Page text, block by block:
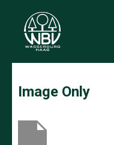
Über uns
Leistungen
Image Only